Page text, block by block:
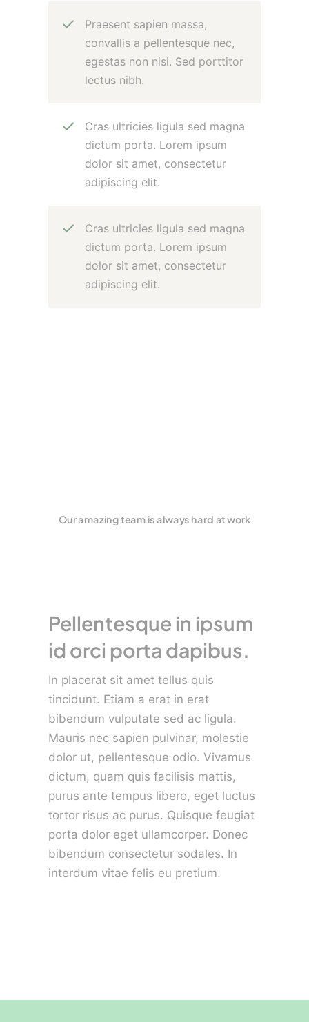
Praesent sapien massa,
convallis a pellentesque nec,
egestas non nisi. Sed porttitor
lectus nibh.
Cras ultricies ligula sed magna
dictum porta. Lorem ipsum
dolor sit amet, consectetur
adipiscing elit.
Cras ultricies ligula sed magna
dictum porta. Lorem ipsum
dolor sit amet, consectetur
adipiscing elit.
Our amazing team is always hard at work
Pellentesque in ipsum
id orci porta dapibus.
In placerat sit amet tellus quis
tincidunt. Etiam a erat in erat
bibendum vulputate sed ac ligula.
Mauris nec sapien pulvinar, molestie
dolor ut, pellentesque odio. Vivamus
dictum, quam quis facilisis mattis,
purus ante tempus libero, eget luctus
tortor risus ac purus. Quisque feugiat
porta dolor eget ullamcorper. Donec
bibendum consectetur sodales. In
interdum vitae felis eu pretium.